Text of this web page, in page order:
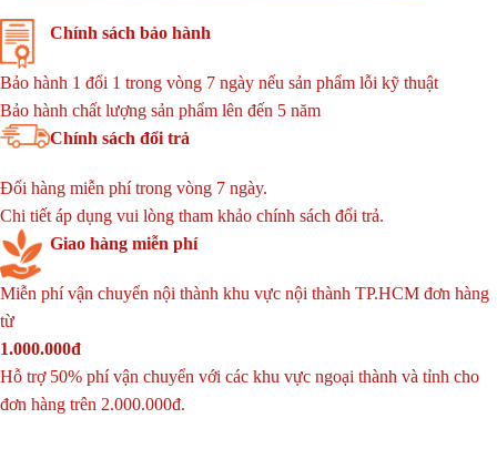
Chính sách bảo hành
Bảo hành 1 đổi 1 trong vòng 7 ngày nếu sản phẩm lỗi kỹ thuật
Bảo hành chất lượng sản phẩm lên đến 5 năm
Chính sách đổi trả
Đổi hàng miễn phí trong vòng 7 ngày.
Chi tiết áp dụng vui lòng tham khảo chính sách đổi trả.
Giao hàng miễn phí
Miễn phí vận chuyển nội thành khu vực nội thành TP.HCM đơn hàng
từ
1.000.000đ
Hỗ trợ 50% phí vận chuyển với các khu vực ngoại thành và tỉnh cho
đơn hàng trên 2.000.000đ.